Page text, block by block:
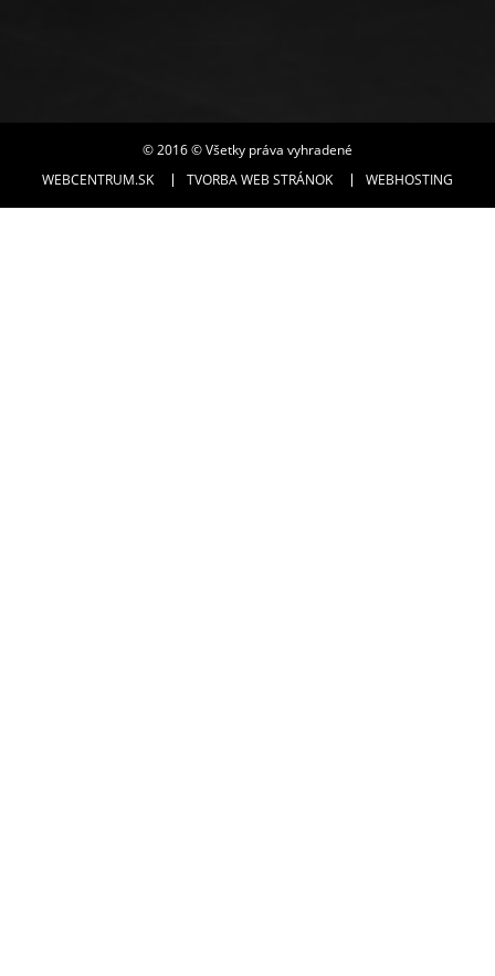
© 2016 © Všetky práva vyhradené
WEBCENTRUM.SK
TVORBA WEB STRÁNOK WEBHOSTING